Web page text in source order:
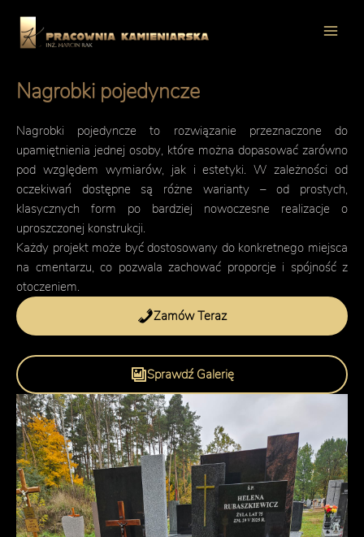
treści
Nagrobki pojedyncze
Nagrobki pojedyncze to rozwiązanie przeznaczone do
upamiętnienia jednej osoby, które można dopasować zarówno
pod względem wymiarów, jak i estetyki. W zależności od
oczekiwań dostępne są różne warianty – od prostych,
klasycznych form po bardziej nowoczesne realizacje o
uproszczonej konstrukcji.
Każdy projekt może być dostosowany do konkretnego miejsca
na cmentarzu, co pozwala zachować proporcje i spójność z
otoczeniem.
Zamów Teraz
Sprawdź Galerię